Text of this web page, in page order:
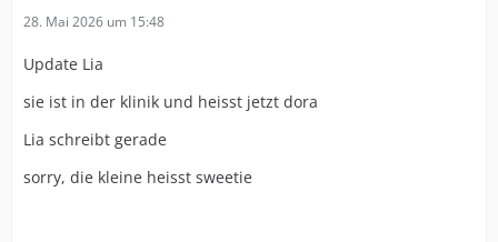
28. Mai 2026 um 15:48
Update Lia
sie ist in der klinik und heisst jetzt dora
Lia schreibt gerade
sorry, die kleine heisst sweetie